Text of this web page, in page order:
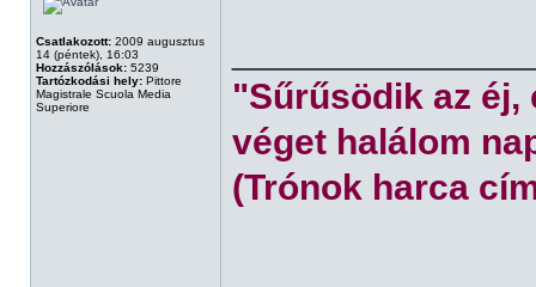
Csatlakozott: 2009 augusztus
14 (péntek), 16:03
Hozzászólások: 5239
Tartózkodási hely: Pittore
Magistrale Scuola Media
Superiore
"Sűrűsödik az éj,
véget halálom
(Trónok harca